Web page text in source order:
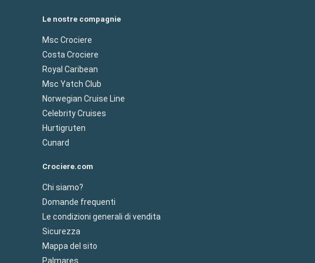
Le nostre compagnie
Msc Crociere
Costa Crociere
Royal Caribean
Msc Yatch Club
Norwegian Cruise Line
Celebrity Cruises
Hurtigruten
Cunard
Crociere.com
Chi siamo?
Domande frequenti
Le condizioni generali di vendita
Sicurezza
Mappa del sito
Palmares